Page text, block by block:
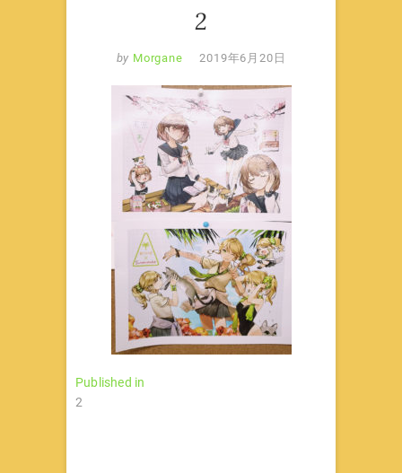
2
by Morgane 2019年6月20日
文
章
Published in
2